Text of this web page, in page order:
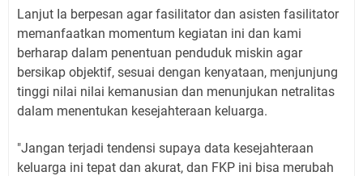
Lanjut Ia berpesan agar fasilitator dan asisten fasilitator
memanfaatkan momentum kegiatan ini dan kami
berharap dalam penentuan penduduk miskin agar
bersikap objektif, sesuai dengan kenyataan, menjunjung
tinggi nilai nilai kemanusian dan menunjukan netralitas
dalam menentukan kesejahteraan keluarga.
"Jangan terjadi tendensi supaya data kesejahteraan
keluarga ini tepat dan akurat, dan FKP ini bisa merubah